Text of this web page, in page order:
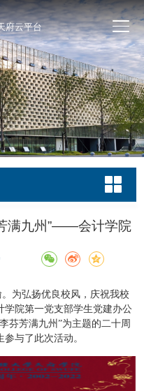
府云平台
满九州”——会计学院
为弘扬优良校风，庆祝我校
学院第一党支部学生党建办公
芬芳满九州”为主题的二十周
与了此次活动。